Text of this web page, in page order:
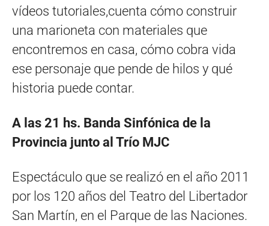
vídeos tutoriales,cuenta cómo construir
una marioneta con materiales que
encontremos en casa, cómo cobra vida
ese personaje que pende de hilos y qué
historia puede contar.
A las 21 hs. Banda Sinfónica de la
Provincia junto al Trío MJC
Espectáculo que se realizó en el año 2011
por los 120 años del Teatro del Libertador
San Martín, en el Parque de las Naciones.